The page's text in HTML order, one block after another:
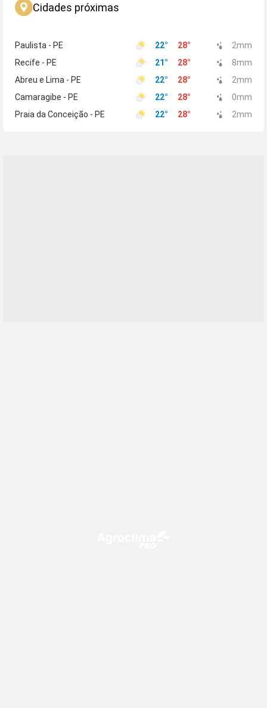
Cidades próximas
Paulista - PE 22° 28° 2mm
Recife - PE
21° 28° 8mm
Abreu e Lima - PE
22° 28° 2mm
Camaragibe - PE
22° 28° 0mm
Praia da Conceição - PE
22° 28° 2mm